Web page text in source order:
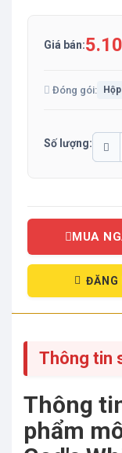
Giá bán:
Đóng gói:
Số lượng:
MUA
ĐĂNG
Thông tin
Thông
phẩm